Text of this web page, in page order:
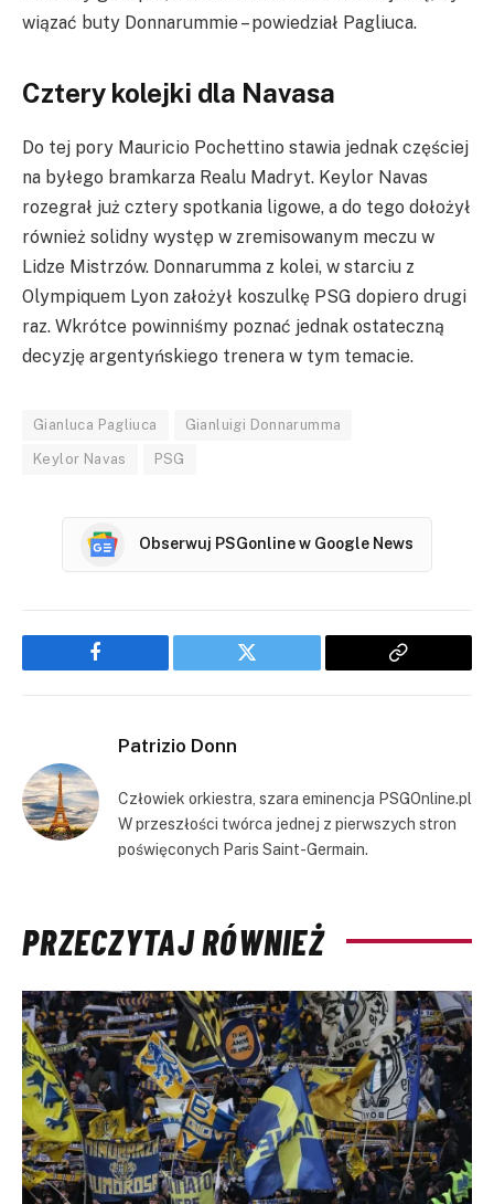
wiązać buty Donnarummie – powiedział Pagliuca.
Cztery kolejki dla Navasa
Do tej pory Mauricio Pochettino stawia jednak częściej
na byłego bramkarza Realu Madryt. Keylor Navas
rozegrał już cztery spotkania ligowe, a do tego dołożył
również solidny występ w zremisowanym meczu w
Lidze Mistrzów. Donnarumma z kolei, w starciu z
Olympiquem Lyon założył koszulkę PSG dopiero drugi
raz. Wkrótce powinniśmy poznać jednak ostateczną
decyzję argentyńskiego trenera w tym temacie.
Gianluca Pagliuca Gianluigi Donnarumma
Keylor Navas PSG
Obserwuj PSGonline w Google News
Facebook Twitter
Copy
Patrizio Donn
Człowiek orkiestra, szara eminencja PSGOnline.pl
W przeszłości twórca jednej z pierwszych stron
poświęconych Paris Saint-Germain.
PRZECZYTAJ RÓWNIEŻ